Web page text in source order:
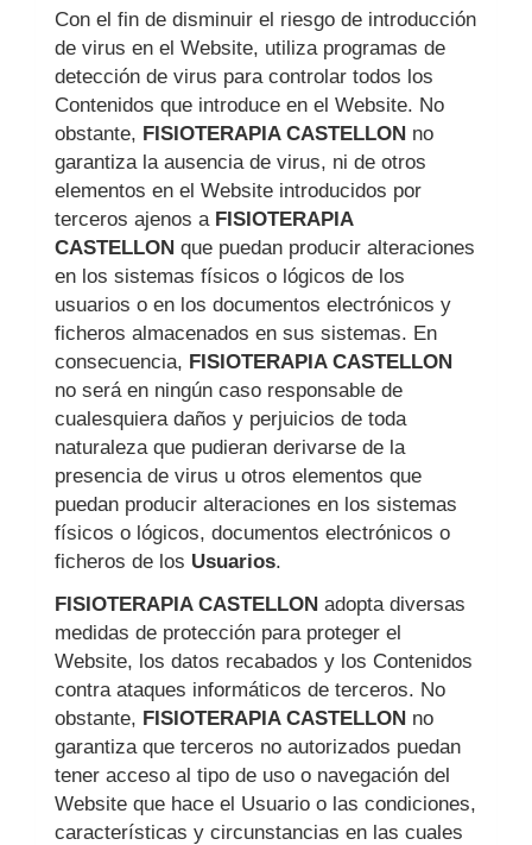
Con el fin de disminuir el riesgo de introducción
de virus en el Website, utiliza programas de
detección de virus para controlar todos los
Contenidos que introduce en el Website. No
obstante, FISIOTERAPIA CASTELLON no
garantiza la ausencia de virus, ni de otros
elementos en el Website introducidos por
terceros ajenos a FISIOTERAPIA
CASTELLON que puedan producir alteraciones
en los sistemas físicos o lógicos de los
usuarios o en los documentos electrónicos y
ficheros almacenados en sus sistemas. En
consecuencia, FISIOTERAPIA CASTELLON
no será en ningún caso responsable de
cualesquiera daños y perjuicios de toda
naturaleza que pudieran derivarse de la
presencia de virus u otros elementos que
puedan producir alteraciones en los sistemas
físicos o lógicos, documentos electrónicos o
ficheros de los Usuarios.
FISIOTERAPIA CASTELLON adopta diversas
medidas de protección para proteger el
Website, los datos recabados y los Contenidos
contra ataques informáticos de terceros. No
obstante, FISIOTERAPIA CASTELLON no
garantiza que terceros no autorizados puedan
tener acceso al tipo de uso o navegación del
Website que hace el Usuario o las condiciones,
características y circunstancias en las cuales